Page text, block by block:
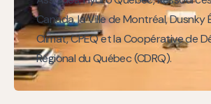
Canada, la Ville de Montréal, Dusnky
Climat, CPEQ et la Coopérative de
Régional du Québec (CDRQ).